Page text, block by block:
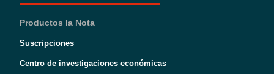
Productos la Nota
Suscripciones
Centro de investigaciones económicas